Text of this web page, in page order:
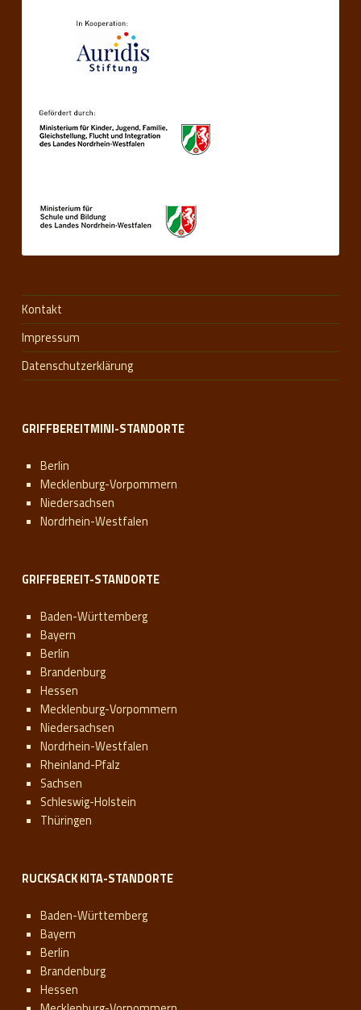
Kontakt
Impressum
Datenschutzerklärung
GRIFFBEREITMINI-STANDORTE
Berlin
Mecklenburg-Vorpommern
Niedersachsen
Nordrhein-Westfalen
GRIFFBEREIT-STANDORTE
Baden-Württemberg
Bayern
Berlin
Brandenburg
Hessen
Mecklenburg-Vorpommern
Niedersachsen
Nordrhein-Westfalen
Rheinland-Pfalz
Sachsen
Schleswig-Holstein
Thüringen
RUCKSACK KITA-STANDORTE
Baden-Württemberg
Bayern
Berlin
Brandenburg
Hessen